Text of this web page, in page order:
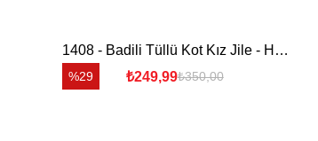
1408 - Badili Tüllü Kot Kız Jile - Hardal
₺249,99₺350,00
%29